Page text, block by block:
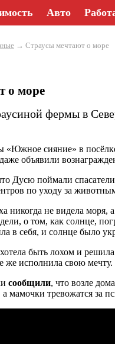
Авто
→ Страусы мечтают о море
о море
фермы в
«Южное сияние» в
объявили
Дусю поймали
по уходу за
никогда не видела
о том, как солнце,
в себя, и солнце было
быть лохом и
же исполнила свою мечту.
сообщили, что возле
мамочки тревожатся за